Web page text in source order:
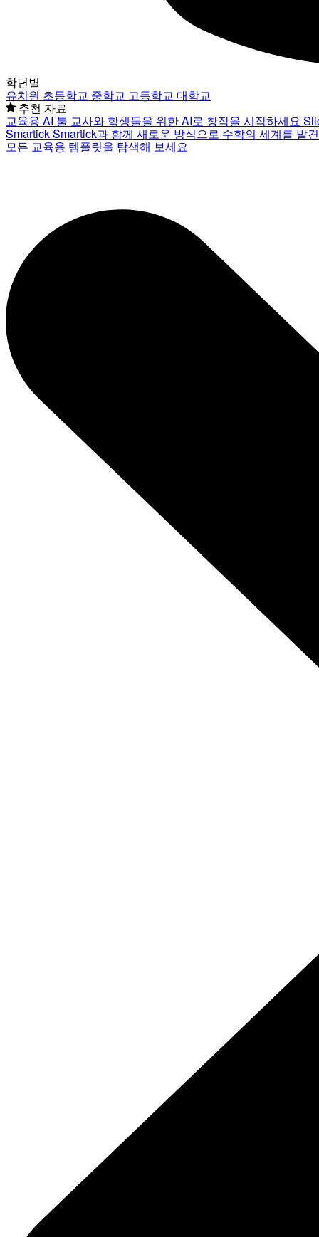
학년별
유치원 초등학교 중학교 고등학교 대학교
추천 자료
교육용 AI 툴 교사와 학생들을 위한 AI로 창작을 시작하세요
SmartickSmartick과 함께 새로운 방식으로 수학의 세계를 발
모든 교육용 템플릿을 탐색해 보세요